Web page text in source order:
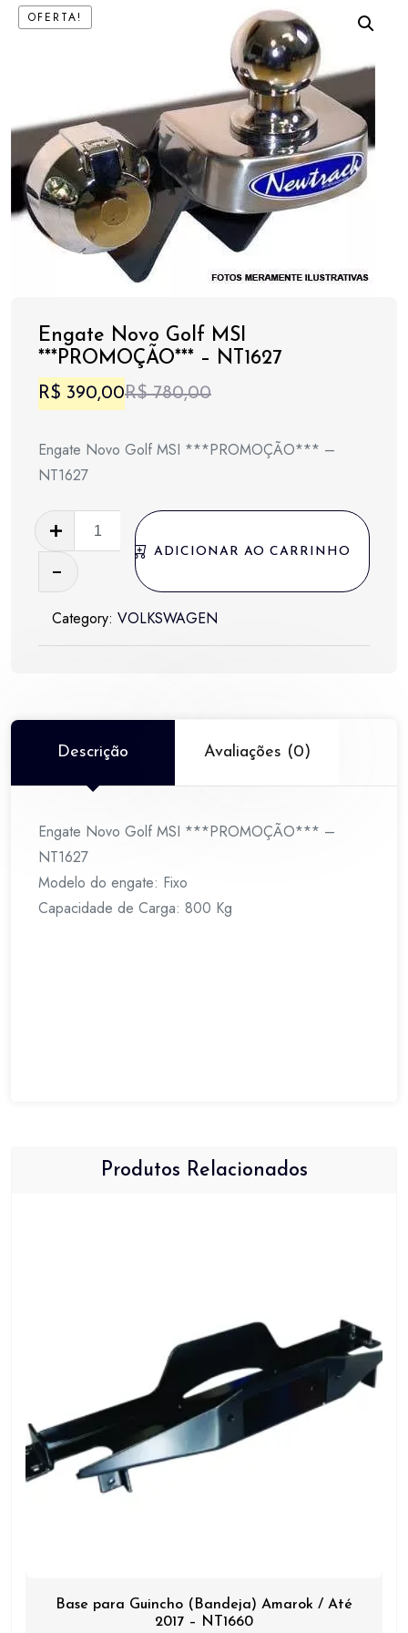
OFERTA!
Engate Novo Golf MSI
***PROMOÇÃO*** – NT1627
R$780,00O
original
R$ 390,00
O
atual
Engate Novo Golf MSI ***PROMOÇÃO*** –
NT1627
Engate
Novo
***PROMOÇÃO***
-
ADICIONAR AO CARRINHO
Category: VOLKSWAGEN
Descrição Avaliações (0)
Engate Novo Golf MSI ***PROMOÇÃO*** –
NT1627
Modelo do engate: Fixo
Capacidade de Carga: 800 Kg
Produtos Relacionados
Base para Guincho (Bandeja) Amarok / Até
2017 – NT1660